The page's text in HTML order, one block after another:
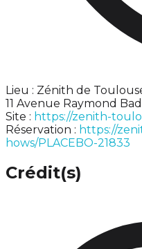
Lieu : Zénith de
11 Avenue Raymond
Site : https://zenith-
Réservation : https://
hows/PLACEBO-21833
Crédit(s)